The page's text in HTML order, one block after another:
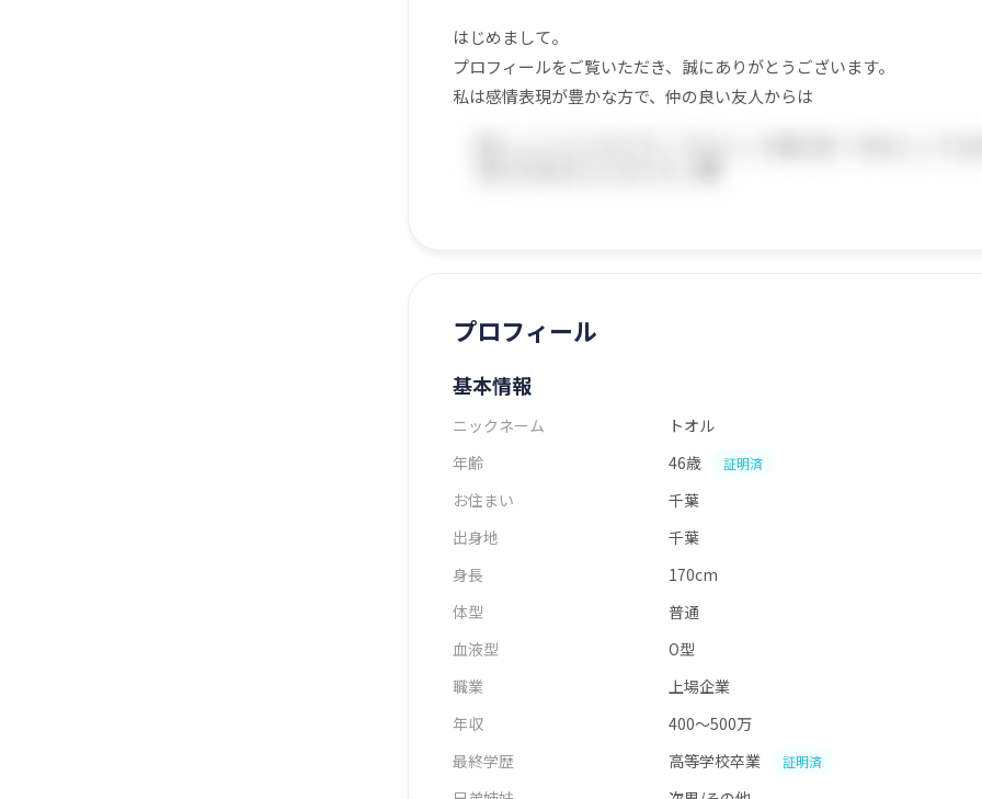
はじめまして。
プロフィールをご覧いただき、誠にありがとうございます。
私は感情表現が豊かな方で、仲の良い友人からは
プロフィール
基本情報
ニックネーム
トオル
年齢
46歳 証明済
お住まい
千葉
出身地
千葉
身長
170cm
体型
普通
血液型
O型
職業
上場企業
年収
400～500万
最終学歴
高等学校卒業 証明済